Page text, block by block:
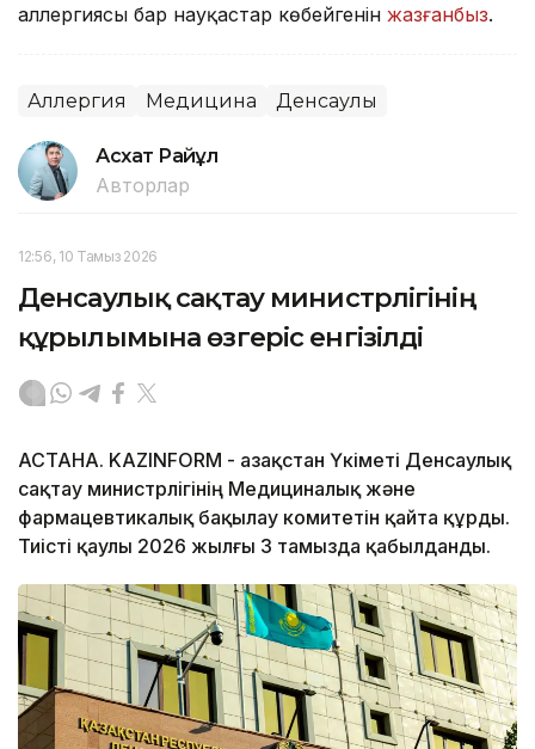
аллергиясы бар науқастар көбейгенін жазғанбыз.
Аллергия Медицина Денсаулық
Асхат Райқұл
Авторлар
12:56, 10 Тамыз 2026
Денсаулық сақтау министрлігінің
құрылымына өзгеріс енгізілді
АСТАНА. KAZINFORM - Қазақстан Үкіметі Денсаулық
сақтау министрлігінің Медициналық және
фармацевтикалық бақылау комитетін қайта құрды.
Тиісті қаулы 2026 жылғы 3 тамызда қабылданды.